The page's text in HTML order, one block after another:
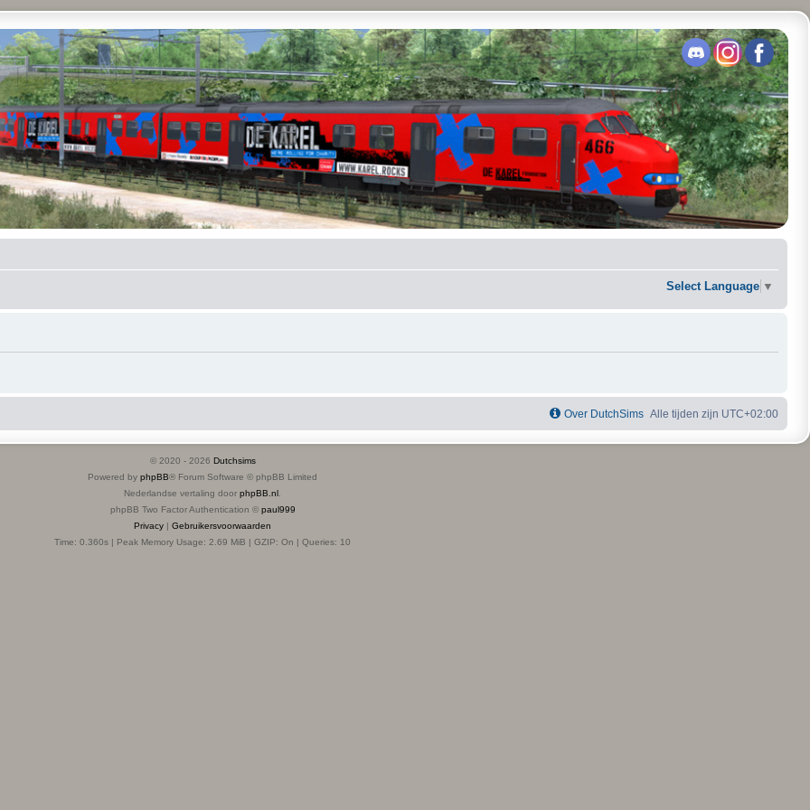
Select Language ▼
Alle tijden zijn UTC+02:00
Over DutchSims
© 2020 - 2026 Dutchsims
Powered by phpBB® Forum Software © phpBB Limited
Nederlandse vertaling door phpBB.nl
phpBB Two Factor Authentication © paul999
Privacy | Gebruikersvoorwaarden
Time: 0.360s | Peak Memory Usage: 2.69 MiB | GZIP: On | Queries: 10